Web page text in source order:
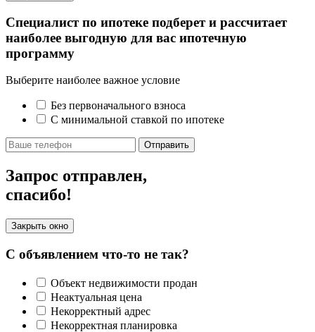
Специалист по ипотеке подберет и рассчитает
наиболее выгодную для вас ипотечную
программу
Выберите наиболее важное условие
Без первоначального взноса
С минимальной ставкой по ипотеке
Отправить
Запрос отправлен,
спасибо!
Закрыть окно
С объявлением что-то не так?
Объект недвижимости продан
Неактуальная цена
Некорректный адрес
Некорректная планировка